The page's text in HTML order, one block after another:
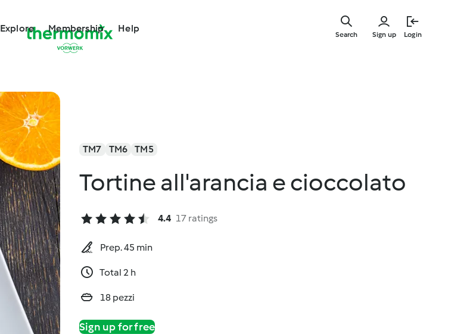
Explore Membership Help
Sign up Login
Search
TM7 TM6 TM5
Tortine all'arancia e cioccolato
4.4 17 ratings
Prep. 45 min
Total 2 h
18 pezzi
Sign up for free